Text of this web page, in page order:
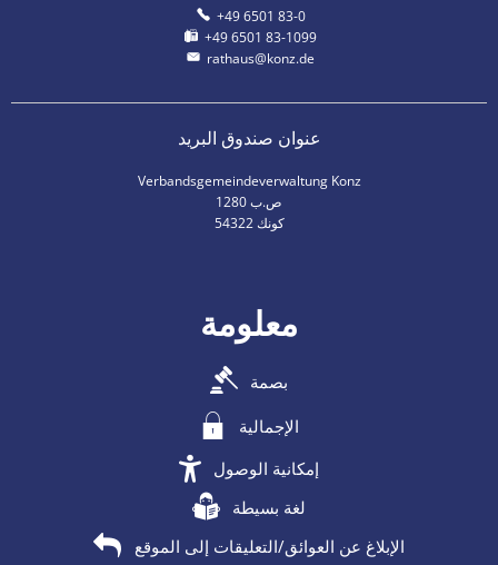
+49 6501 83-0
+49 6501 83-1099
rathaus@konz.de
عنوان صندوق البريد
Verbandsgemeindeverwaltung Konz
ص.ب 1280
54322 كونك
معلومة
بصمة
الإجمالية
إمكانية الوصول
لغة بسيطة
الإبلاغ عن العوائق/التعليقات إلى الموقع